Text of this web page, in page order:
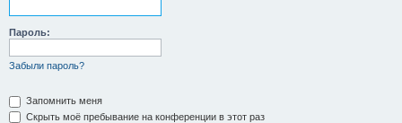
Пароль:
Забыли пароль?
Запомнить меня
Скрыть моё пребывание на конференции в этот раз